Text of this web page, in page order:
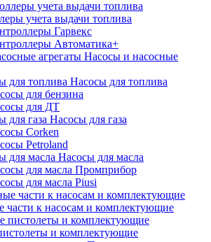
учета выдачи топлива
Гарвекс
Автоматика+
Насосы и насосные
Насосы для топлива
для бензина
для ДТ
Насосы для газа
Corken
Petroland
Насосы для масла
для масла Промприбор
для масла Piusi
части к насосам и комплектующие
и комплектующие